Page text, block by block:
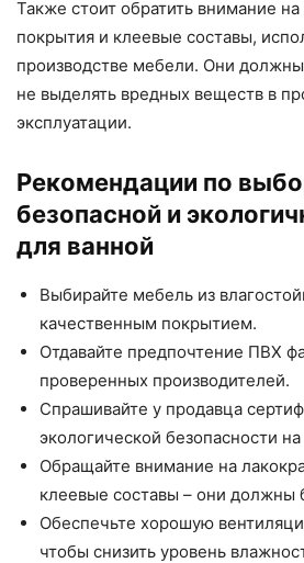
Также стоит обратить внимание
покрытия и клеевые составы,
производстве мебели. Они
не выделять вредных веществ в
эксплуатации.
Рекомендации по
безопасной и
для ванной
Выбирайте мебель из
качественным покрытием.
Отдавайте предпочтение ПВХ
проверенных производителей.
Спрашивайте у продавца
экологической безопасности
Обращайте внимание на
клеевые составы – они должны
Обеспечьте хорошую
чтобы снизить уровень